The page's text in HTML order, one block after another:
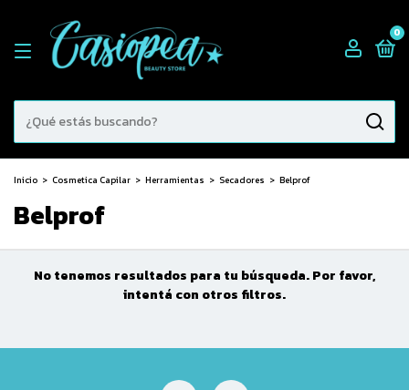
0
Inicio > Cosmetica Capilar > Herramientas > Secadores > Belprof
Belprof
No tenemos resultados para tu búsqueda. Por favor,
intentá con otros filtros.